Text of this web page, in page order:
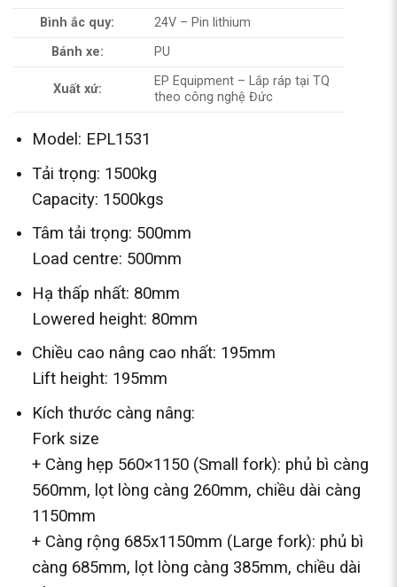
Bình ắc quy:
24V – Pin lithium
Bánh xe:
PU
Xuất xứ:
EP Equipment – Lắp ráp tại TQ
theo công nghệ Đức
Model: EPL1531
Tải trọng: 1500kg
Capacity: 1500kgs
Tâm tải trọng: 500mm
Load centre: 500mm
Hạ thấp nhất: 80mm
Lowered height: 80mm
Chiều cao nâng cao nhất: 195mm
Lift height: 195mm
Kích thước càng nâng:
Fork size
+ Càng hẹp 560×1150 (Small fork): phủ bì càng
560mm, lọt lòng càng 260mm, chiều dài càng
1150mm
+ Càng rộng 685x1150mm (Large fork): phủ bì
càng 685mm, lọt lòng càng 385mm, chiều dài